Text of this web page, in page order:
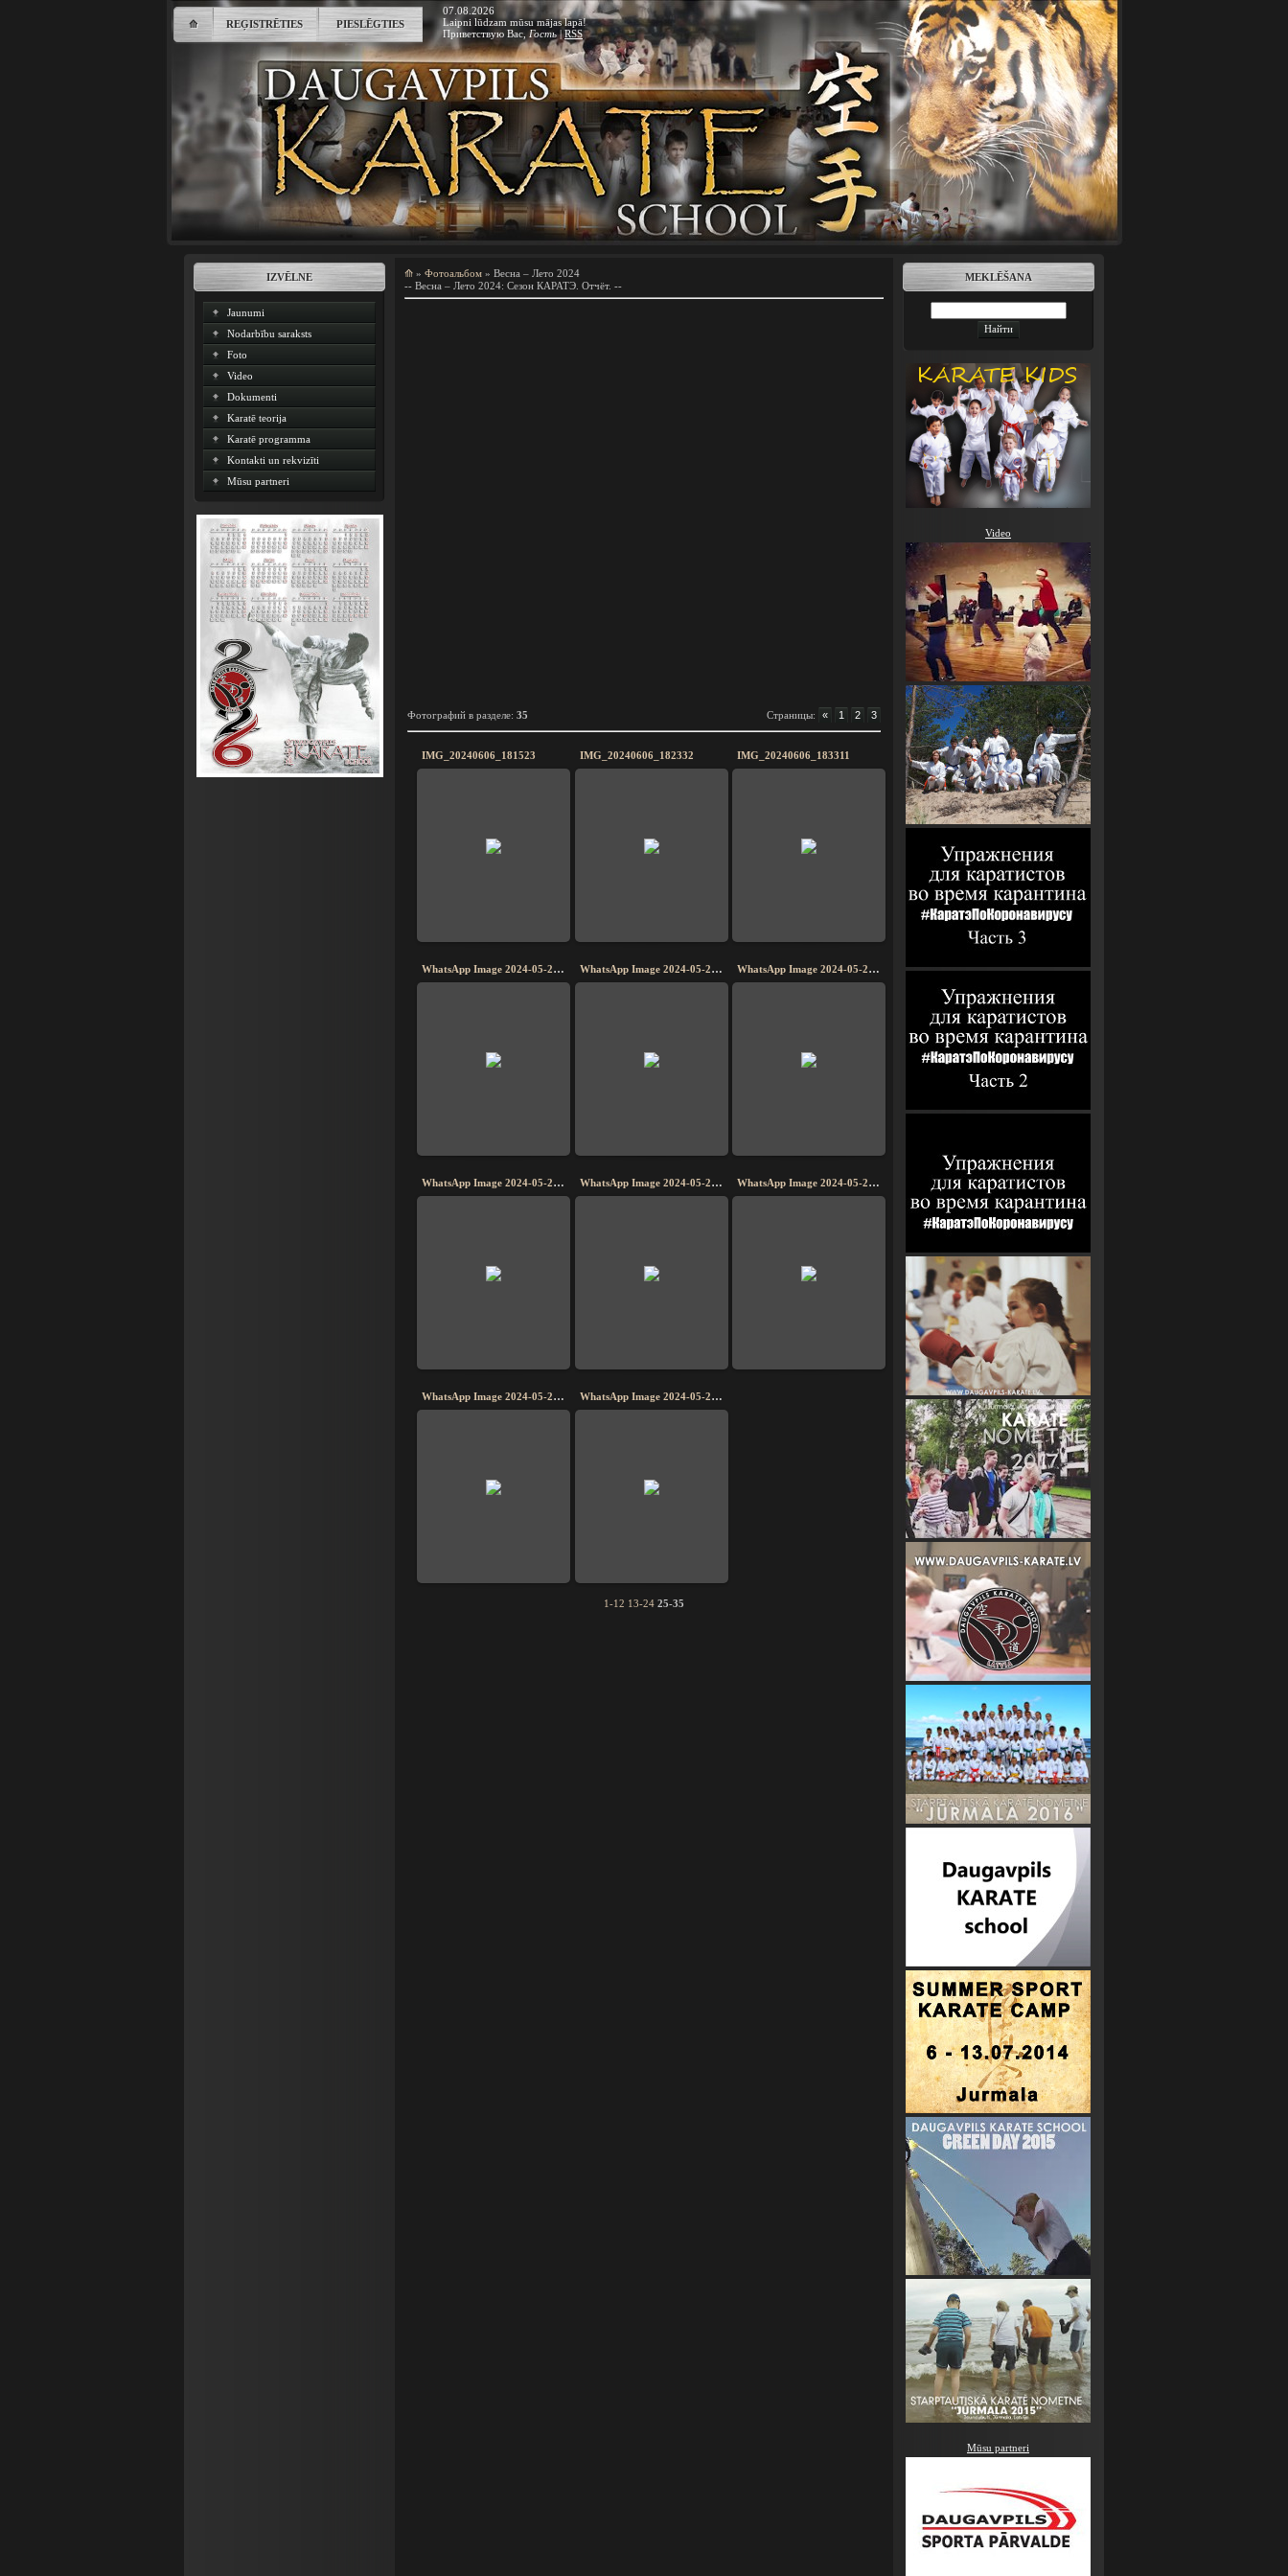
⟰ REĢISTRĒTIES PIESLĒGTIES
07.08.2026
Laipni lūdzam mūsu mājas lapā!
Приветствую Вас ,Гость|RSS
IZVĒLNE
Jaunumi
Nodarbību saraksts
Foto
Video
Dokumenti
Karatē teorija
Karatē programma
Kontakti un rekvizīti
Mūsu partneri
⟰ » Фотоальбом » Весна – Лето 2024
-- Весна – Лето 2024: Сезон КАРАТЭ. Отчёт. --
Фотографий в разделе: 35 Страницы: « 1 2 3
IMG_20240606_181523 IMG_20240606_182332 IMG_20240606_183311
WhatsApp Image 2024-05-27 at 14.04.16 (1) WhatsApp Image 2024-05-27 at 14.04.18 (1) WhatsApp Image 2024-05-27 at 14.04.20 (1)
WhatsApp Image 2024-05-27 at 14.04.21 WhatsApp Image 2024-05-27 at 14.04.22 WhatsApp Image 2024-05-27 at 14.04.23
WhatsApp Image 2024-05-27 at 14.04.26 (1) WhatsApp Image 2024-05-27 at 14.04.27
1-12 13-24 25-35
MEKLĒŠANA
Video
Mūsu partneri